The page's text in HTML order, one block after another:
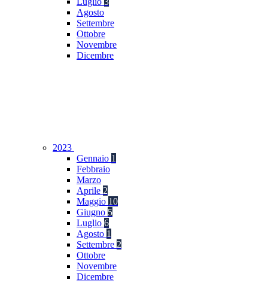
Agosto
Settembre
Ottobre
Novembre
Dicembre
2023
Gennaio 1
Febbraio
Marzo
Aprile 2
Maggio 10
Giugno 5
Luglio 6
Agosto 1
Settembre 2
Ottobre
Novembre
Dicembre